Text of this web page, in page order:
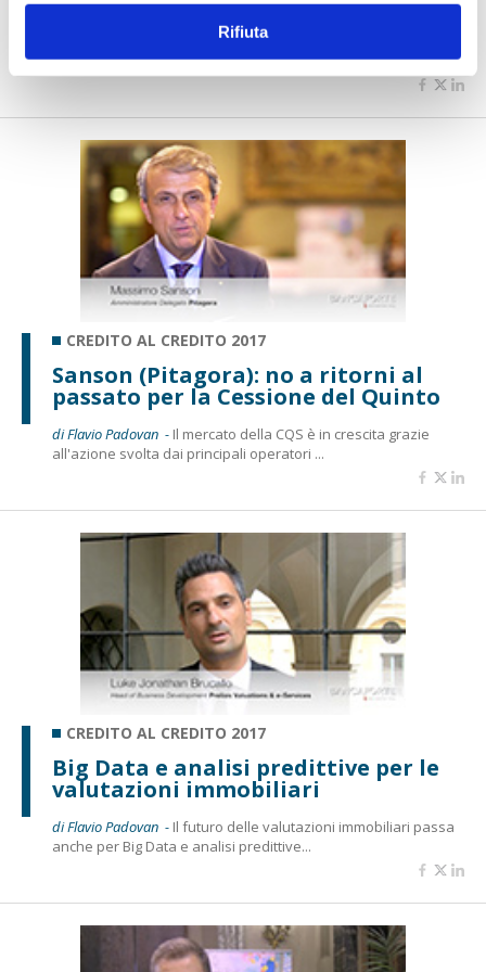
Rifiuta
di Flavio Padovan e Maddalena Libertini -
Protocollo d'intesa sulla trasparenza nella mediazione credi...
CREDITO AL CREDITO 2017
Sanson (Pitagora): no a ritorni al
passato per la Cessione del Quinto
di Flavio Padovan - Il mercato della CQS è in crescita grazie
all'azione svolta dai principali operatori ...
CREDITO AL CREDITO 2017
Big Data e analisi predittive per le
valutazioni immobiliari
di Flavio Padovan - Il futuro delle valutazioni immobiliari passa
anche per Big Data e analisi predittive...